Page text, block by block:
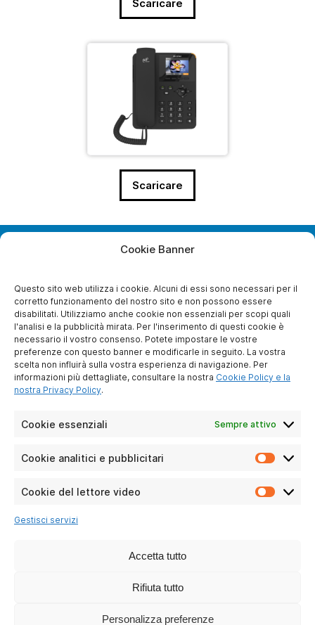
Cookie Banner
Questo sito web utilizza i cookie. Alcuni di essi sono necessari per il
corretto funzionamento del nostro sito e non possono essere
disabilitati. Utilizziamo anche cookie non essenziali per scopi quali
l'analisi e la pubblicità mirata. Per l'inserimento di questi cookie è
necessario il vostro consenso. Potete impostare le vostre
preferenze con questo banner e modificarle in seguito. La vostra
scelta non influirà sulla vostra esperienza di navigazione. Per
informazioni più dettagliate, consultare la nostra Cookie Policy e la
nostra Privacy Policy.
Cookie essenziali Sempre attivo
Cookie analitici e pubblicitari
Cookie
Cookie del lettore video
Cookie
Gestisci servizi
Accetta tutto
Rifiuta tutto
Personalizza preferenze
Scaricare
Scaricare
A PROPOSITO DI NOI
Chi siamo noi ?
Diventare socio
CSR
I NOSTRI CANALI SOCIALI